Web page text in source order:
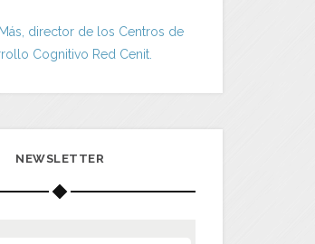
Más, director de los Centros de
Cognitivo Red Cenit.
NEWSLETTER